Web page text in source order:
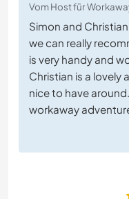
Vom Host für
Simon and
we can really
is very handy and
Christian is a lovely
nice to have
workaway